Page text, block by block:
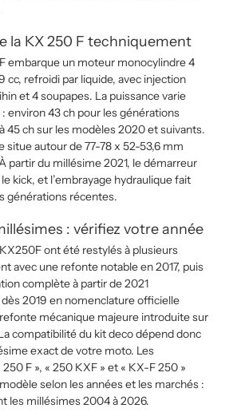
la KX 250 F techniquement
embarque un moteur monocylindre 4
cc, refroidi par liquide, avec injection
et 4 soupapes. La puissance varie
environ 43 ch pour les générations
45 ch sur les modèles 2020 et suivants.
situe autour de 77-78 x 52-53,6 mm
partir du millésime 2021, le démarreur
kick, et l’embrayage hydraulique fait
générations récentes.
: vérifiez votre année
ont été restylés à plusieurs
avec une refonte notable en 2017, puis
complète à partir de 2021
2019 en nomenclature officielle
mécanique majeure introduite sur
compatibilité du kit deco dépend donc
exact de votre moto. Les
F », « 250 KXF » et « KX-F 250 »
selon les années et les marchés :
les millésimes 2004 à 2026.